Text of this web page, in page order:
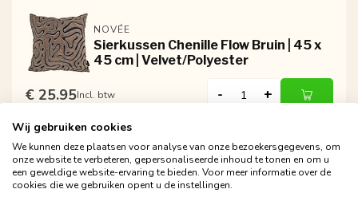
NOVÉE
Sierkussen Chenille Flow Bruin | 45 x
45 cm | Velvet/Polyester
€ 25.95Incl. btw - +
NOVÉE
Sierkussen Chenille Flow Crème | 45 x
45 cm | Velvet/Polyester
Wij gebruiken cookies
We kunnen deze plaatsen voor analyse van onze bezoekersgegevens, om
onze website te verbeteren, gepersonaliseerde inhoud te tonen en om u
een geweldige website-ervaring te bieden. Voor meer informatie over de
cookies die we gebruiken opent u de instellingen.